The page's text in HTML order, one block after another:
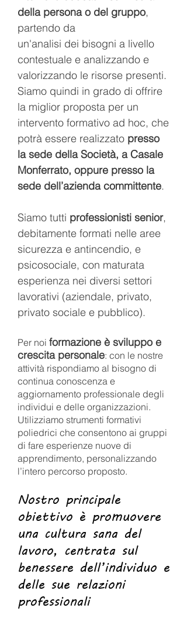
della persona o del gruppo,
partendo da
un'analisi dei bisogni a livello
contestuale e analizzando e
valorizzando le risorse presenti.
Siamo quindi in grado di offrire
la miglior proposta per un
intervento formativo ad hoc, che
potrà essere realizzato presso
la sede della Società, a Casale
Monferrato, oppure presso la
sede dell’azienda committente.
Siamo tutti professionisti senior,
debitamente formati nelle aree
sicurezza e antincendio, e
psicosociale, con maturata
esperienza nei diversi settori
lavorativi (aziendale, privato,
privato sociale e pubblico).
Per noi formazione è sviluppo e
crescita personale: con le nostre
attività rispondiamo al bisogno di
continua conoscenza e
aggiornamento professionale degli
individui e delle organizzazioni.
Utilizziamo strumenti formativi
poliedrici che consentono ai gruppi
di fare esperienze nuove di
apprendimento, personalizzando
l’intero percorso proposto.
Nostro principale
obiettivo è promuovere
una cultura sana del
lavoro, centrata sul
benessere dell’individuo e
delle sue relazioni
professionali